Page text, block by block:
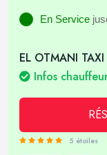
En Service
EL OTMANI TAXI
Infos
5 étoiles